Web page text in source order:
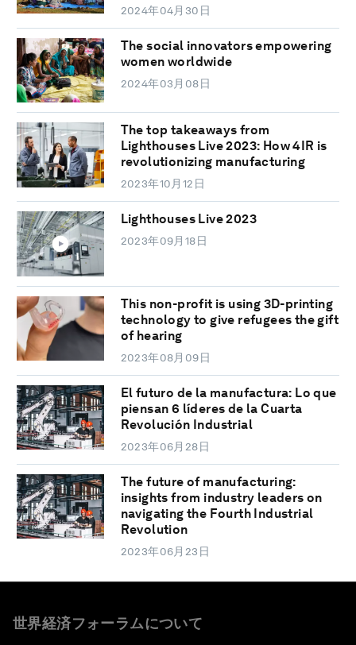
2024年04月30日
The social innovators empowering
women worldwide
2024年03月08日
The top takeaways from
Lighthouses Live 2023: How 4IR is
revolutionizing manufacturing
2023年10月12日
Lighthouses Live 2023
2023年09月18日
This non-profit is using 3D-printing
technology to give refugees the gift
of hearing
2023年08月09日
El futuro de la manufactura: Lo que
piensan 6 líderes de la Cuarta
Revolución Industrial
2023年06月28日
The future of manufacturing:
insights from industry leaders on
navigating the Fourth Industrial
Revolution
2023年06月23日
世界経済フォーラムについて